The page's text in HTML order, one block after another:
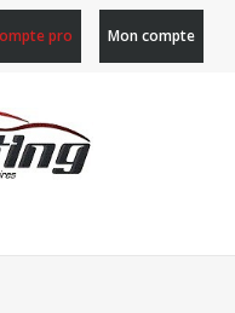
pro Mon compte